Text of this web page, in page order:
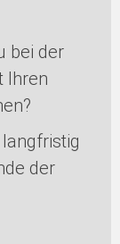
bei der
Ihren
der